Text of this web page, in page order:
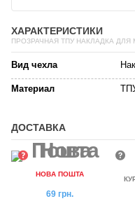
ХАРАКТЕРИСТИКИ
ПРОЗРАЧНАЯ ТПУ НАКЛАДКА ДЛЯ
Вид чехла
Материал
ДОСТАВКА
НОВА ПОШТА
69 грн.